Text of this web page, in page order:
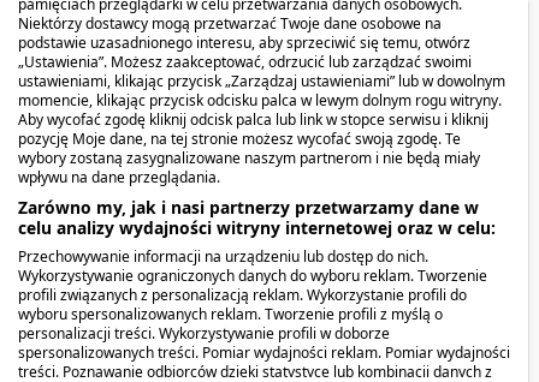
Opis produktu
Wyrób medycznyOtosanto naturalnekrople do
uszuumożliwiające łatwe i nieinwazyjneusunięcie
zalegającej woskowinyoraz zapobiegające jej
nadmiernemu powstawaniu.
Kiedy stosować produkt?
Wyrób przeznaczony jest do profilaktyki higieny
uszu zarówno osób dorosłych, młodzieży, jak i u
dzieci.
Niektórzy dostawcy mogą przetwarzać Twoje dane osobowe na
podstawie uzasadnionego interesu, aby sprzeciwić się temu, otwórz
„Ustawienia”. Możesz zaakceptować, odrzucić lub zarządzać swoimi
ustawieniami, klikając przycisk „Zarządzaj ustawieniami” lub w dowolnym
momencie, klikając przycisk odcisku palca w lewym dolnym rogu witryny.
Aby wycofać zgodę kliknij odcisk palca lub link w stopce serwisu i kliknij
pozycję Moje dane, na tej stronie możesz wycofać swoją zgodę. Te
wybory zostaną zasygnalizowane naszym partnerom i nie będą miały
wpływu na dane przeglądania.
Zarówno my, jak i nasi partnerzy przetwarzamy dane w
celu analizy wydajności witryny internetowej oraz w celu:
Przechowywanie informacji na urządzeniu lub dostęp do nich.
Wykorzystywanie ograniczonych danych do wyboru reklam. Tworzenie
profili związanych z personalizacją reklam. Wykorzystanie profili do
wyboru spersonalizowanych reklam. Tworzenie profili z myślą o
personalizacji treści. Wykorzystywanie profili w doborze
spersonalizowanych treści. Pomiar wydajności reklam. Pomiar wydajności
treści. Poznawanie odbiorców dzięki statystyce lub kombinacji danych z